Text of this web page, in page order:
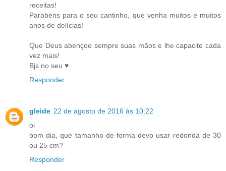
receitas!
Parabéns para o seu cantinho, que venha muitos e muitos
anos de delícias!
Que Deus abençoe sempre suas mãos e lhe capacite cada
vez mais!
Bjs no seu ♥
Responder
gleide 22 de agosto de 2016 às 10:22
oi
bom dia, que tamanho de forma devo usar redonda de 30
ou 25 cm?
Responder